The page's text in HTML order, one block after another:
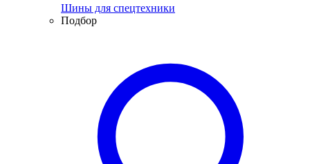
Шины для спецтехники
Подбор